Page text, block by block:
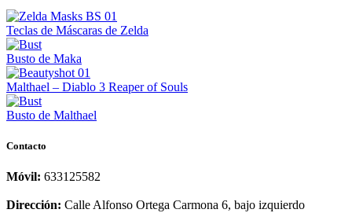
Teclas de Máscaras de Zelda
Busto de Maka
Malthael – Diablo 3 Reaper of Souls
Busto de Malthael
Contacto
Móvil: 633125582
Dirección: Calle Alfonso Ortega Carmona 6, bajo izquierdo